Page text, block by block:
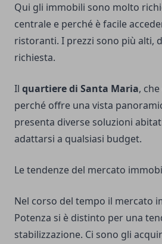
Qui gli immobili sono molto
centrale e perché è facile
ristoranti. I prezzi sono più alti,
richiesta.
Il quartiere di Santa Maria,
perché offre una vista
presenta diverse soluzioni
adattarsi a qualsiasi budget.
Le tendenze del mercato
Nel corso del tempo il mercato
Potenza si è distinto per una
stabilizzazione. Ci sono gli